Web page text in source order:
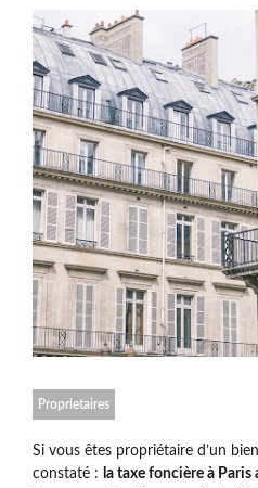
Proprietaires
Si vous êtes propriétaire d’un
constaté : la taxe foncière à